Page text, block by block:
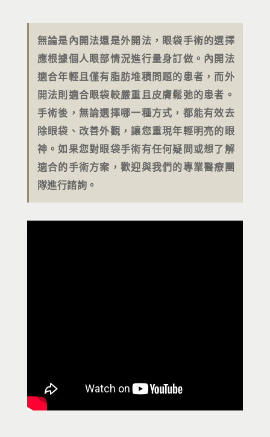
無論是內開法還是外開法，眼袋手術的選擇
應根據個人眼部情況進行量身訂做。內開法
適合年輕且僅有脂肪堆積問題的患者，而外
開法則適合眼袋較嚴重且皮膚鬆弛的患者。
手術後，無論選擇哪一種方式，都能有效去
除眼袋、改善外觀，讓您重現年輕明亮的眼
神。如果您對眼袋手術有任何疑問或想了解
適合的手術方案，歡迎與我們的專業醫療團
隊進行諮詢。